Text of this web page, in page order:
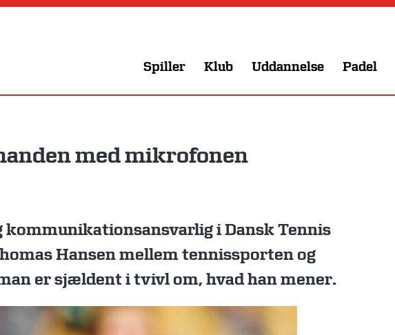
Spiller Klub Uddannelse Padel
med mikrofonen
kommunikationsansvarlig i Dansk Tennis
Hansen mellem tennissporten og
er sjældent i tvivl om, hvad han mener.